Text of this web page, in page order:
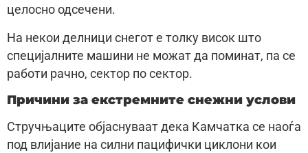
целосно одсечени.
На некои делници снегот е толку висок што
специјалните машини не можат да поминат, па се
работи рачно, сектор по сектор.
Причини за екстремните снежни услови
Стручњаците објаснуваат дека Камчатка се наоѓа
под влијание на силни пацифички циклони кои